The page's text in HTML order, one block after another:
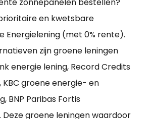
en kwetsbare
Energielening (met 0% rente).
zijn groene leningen
energie lening, Record Credits
groene energie- en
BNP Paribas Fortis
groene leningen waardoor